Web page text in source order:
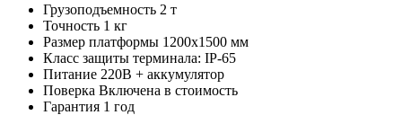
Грузоподъемность 2 т
Точность 1 кг
Размер платформы 1200х1500 мм
Класс защиты терминала: IP-65
Питание 220В + аккумулятор
Поверка Включена в стоимость
Гарантия 1 год